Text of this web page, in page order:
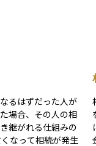
るはずだった人が
場合、その人の相
継がれる仕組みの